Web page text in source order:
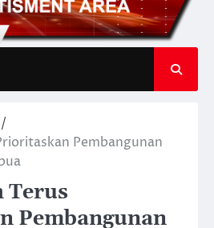
Pembangunan
Terus
Pembangunan